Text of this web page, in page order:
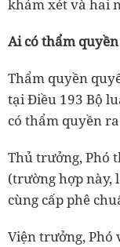
khám xét và hai
Ai có thẩm
Thẩm quyền
tại Điều 193 Bộ
có thẩm quyền
Thủ trưởng, Phó
(trường hợp này,
cùng cấp phê
Viện trưởng, Phó